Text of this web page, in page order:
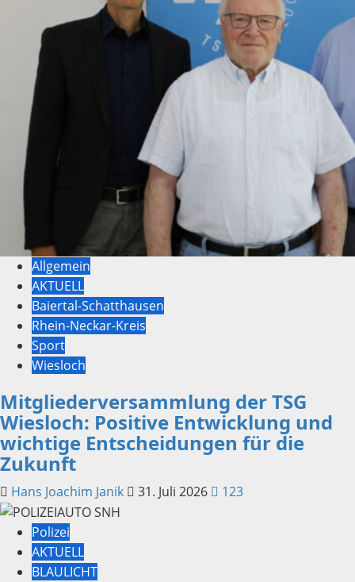
Allgemein
AKTUELL
Baiertal-Schatthausen
Rhein-Neckar-Kreis
Sport
Wiesloch
Mitgliederversammlung der TSG
Wiesloch: Positive Entwicklung und
wichtige Entscheidungen für die
Zukunft
Hans Joachim Janik 31. Juli 2026 123
Polizei
AKTUELL
BLAULICHT